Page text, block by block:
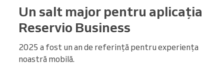
Un salt major pentru aplicația
Reservio Business
2025 a fost un an de referință pentru experiența
noastră mobilă.